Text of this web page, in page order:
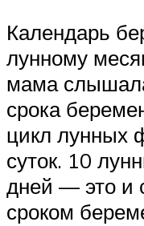
Календарь
лунному
мама
срока
цикл лунных
суток. 10
дней — это и
сроком